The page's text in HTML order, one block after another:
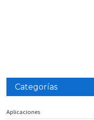
Categorías
Aplicaciones